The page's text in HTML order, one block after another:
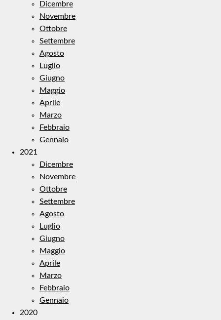
Dicembre
Novembre
Ottobre
Settembre
Agosto
Luglio
Giugno
Maggio
Aprile
Marzo
Febbraio
Gennaio
2021
Dicembre
Novembre
Ottobre
Settembre
Agosto
Luglio
Giugno
Maggio
Aprile
Marzo
Febbraio
Gennaio
2020